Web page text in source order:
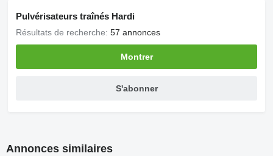
Pulvérisateurs traînés Hardi
Résultats de recherche: 57 annonces
Montrer
S'abonner
Annonces similaires